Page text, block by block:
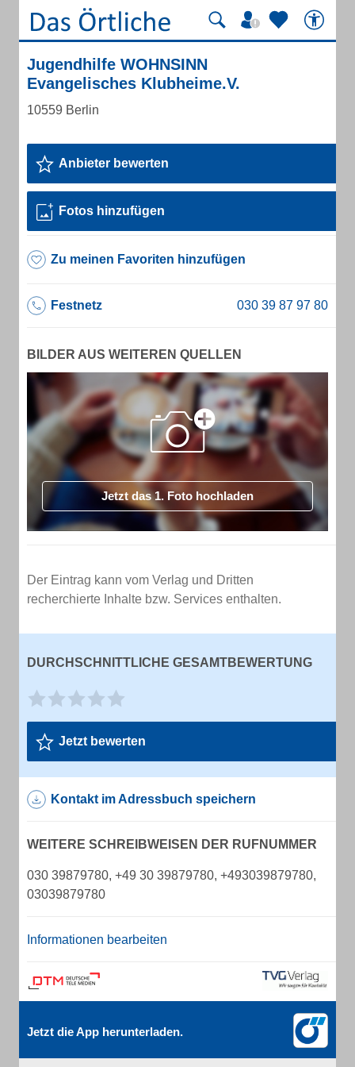
Jugendhilfe WOHNSINN
Evangelisches Klubheime.V.
10559 Berlin
Anbieter bewerten
Fotos hinzufügen
Zu meinen Favoriten hinzufügen
Festnetz
BILDER AUS WEITEREN QUELLEN
Jetzt das 1. Foto hochladen
Der Eintrag kann vom Verlag und Dritten
recherchierte Inhalte bzw. Services enthalten.
DURCHSCHNITTLICHE GESAMTBEWERTUNG
Jetzt bewerten
Kontakt im Adressbuch speichern
WEITERE SCHREIBWEISEN DER RUFNUMMER
030 39879780, +49 30 39879780, +493039879780,
03039879780
Informationen bearbeiten
Jetzt die App herunterladen.